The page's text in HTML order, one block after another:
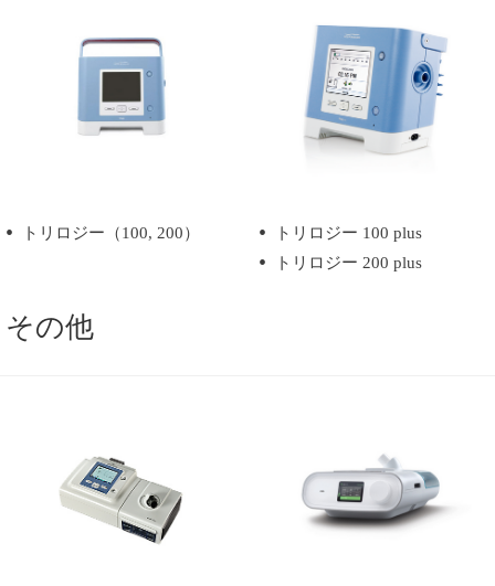
トリロジー（100, 200）
トリロジー 100 plus
トリロジー 200 plus
その他